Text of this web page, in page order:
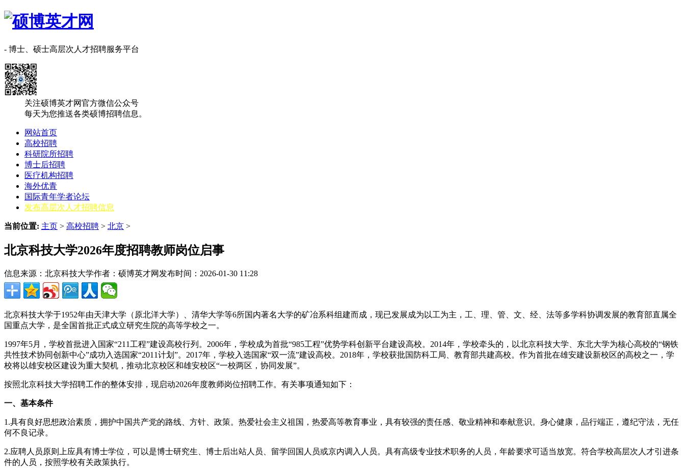
- 博士、硕士高层次人才招聘服务平台
关注硕博英才网官方微信公众号
每天为您推送各类硕博招聘信息。
网站首页
高校招聘
科研院所招聘
博士后招聘
医疗机构招聘
海外优青
国际青年学者论坛
发布高层次人才招聘信息
当前位置: 主页 > 高校招聘 > 北京 >
北京科技大学2026年度招聘教师岗位启事
信息来源：北京科技大学作者：硕博英才网 发布时间：2026-01-30 11:28
北京科技大学于1952年由天津大学（原北洋大学）、清华大学等6所国内著名大学的矿冶系科组建而成，现已发展成为以工为主，工、理、管、文、经、法等多学科协调发展的教育部直属全
国重点大学，是全国首批正式成立研究生院的高等学校之一。
1997年5月，学校首批进入国家“211工程”建设高校行列。2006年，学校成为首批“985工程”优势学科创新平台建设高校。2014年，学校牵头的，以北京科技大学、东北大学为核心高校的“钢铁
共性技术协同创新中心”成功入选国家“2011计划”。2017年，学校入选国家“双一流”建设高校。2018年，学校获批国防科工局、教育部共建高校。作为首批在雄安建设新校区的高校之一，学
校将以雄安校区建设为重大契机，推动北京校区和雄安校区“一校两区，协同发展”。
按照北京科技大学招聘工作的整体安排，现启动2026年度教师岗位招聘工作。有关事项通知如下：
一、基本条件
1.具有良好思想政治素质，拥护中国共产党的路线、方针、政策。热爱社会主义祖国，热爱高等教育事业，具有较强的责任感、敬业精神和奉献意识。身心健康，品行端正，遵纪守法，无任
何不良记录。
2.应聘人员原则上应具有博士学位，可以是博士研究生、博士后出站人员、留学回国人员或京内调入人员。具有高级专业技术职务的人员，年龄要求可适当放宽。符合学校高层次人才引进条
件的人员，按照学校有关政策执行。